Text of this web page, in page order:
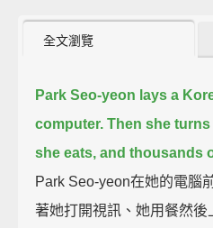
全文瀏覽
Park Seo-yeon lays a
computer. Then she
she eats, and thousands
Park Seo-yeon在她的電腦
著她打開視訊、她用餐然後